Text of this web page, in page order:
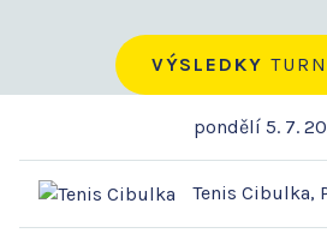
VÝSLEDKY
pondělí 5. 7.
Tenis Cibulka,